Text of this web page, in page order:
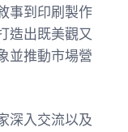
事到印刷製作
造出既美觀又
並推動市場營
深入交流以及